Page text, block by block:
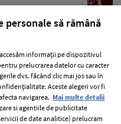
la Teatrul
poti castiga invitatii la
Evreiesc de Stat:
personale să rămână
informații pe dispozitivul
prelucrarea datelor cu caracter
dvs. făcând clic mai jos sau în
Aceste alegeri vor fi
navigarea. Mai multe detalii
si agentiile de publicitate
de date analitice) prelucram